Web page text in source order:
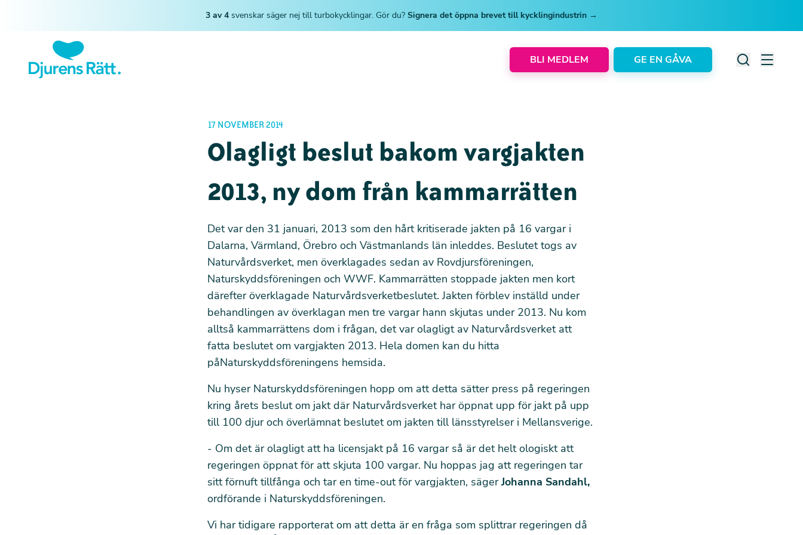
3 av 4 svenskar säger nej till turbokycklingar. Gör du? Signera det öppna brevet till kycklingindustrin →
BLI MEDLEM GE EN GÅVA
17 NOVEMBER 2014
Olagligt beslut bakom vargjakten
2013, ny dom från kammarrätten
Det var den 31 januari, 2013 som den hårt kritiserade jakten på 16 vargar i
Dalarna, Värmland, Örebro och Västmanlands län inleddes. Beslutet togs av
Naturvårdsverket, men överklagades sedan av Rovdjursföreningen,
Naturskyddsföreningen och WWF. Kammarrätten stoppade jakten men kort
därefteröverklagade Naturvårdsverketbeslutet. Jakten förblev inställd under
behandlingen av överklagan men tre vargar hann skjutas under 2013. Nu kom
alltså kammarrättens dom i frågan, det var olagligt av Naturvårdsverket att
fatta beslutet om vargjakten 2013. Hela domen kan du hitta
påNaturskyddsföreningens hemsida.
Nu hyser Naturskyddsföreningen hopp om att detta sätter press på regeringen
kring årets beslut om jakt där Naturvårdsverket har öppnat upp för jaktpå upp
till 100 djur och överlämnat beslutet om jakten till länsstyrelser i Mellansverige.
- Om det är olagligt att ha licensjakt på 16 vargar så är det helt ologiskt att
regeringen öppnat för att skjuta 100 vargar. Nu hoppas jag att regeringen tar
sitt förnuft tillfånga och tar en time-out för vargjakten, sägerJohanna Sandahl,
ordförande i Naturskyddsföreningen.
Vi har tidigare rapporterat om att detta är en fråga som splittrar regeringen då